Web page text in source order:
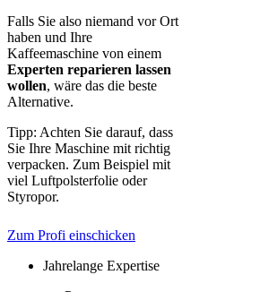
Falls Sie also niemand vor Ort
haben und Ihre
Kaffeemaschine von einem
Experten reparieren lassen
wollen, wäre das die beste
Alternative.
Tipp: Achten Sie darauf, dass
Sie Ihre Maschine mit richtig
verpacken. Zum Beispiel mit
viel Luftpolsterfolie oder
Styropor.
Zum Profi einschicken
Jahrelange Expertise